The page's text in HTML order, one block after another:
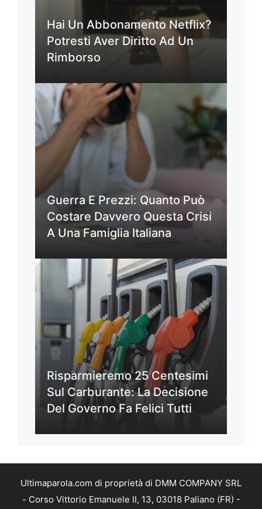
Hai Un Abbonamento Netflix?
Potresti Aver Diritto Ad Un
Rimborso
Guerra E Prezzi: Quanto Può
Costare Davvero Questa Crisi
A Una Famiglia Italiana
Risparmieremo 25 Centesimi
Sul Carburante: La Decisione
Del Governo Fa Felici Tutti
Ultimaparola.com di proprietà di DMM COMPANY SRL
- Corso Vittorio Emanuele II, 13, 03018 Paliano (FR) -